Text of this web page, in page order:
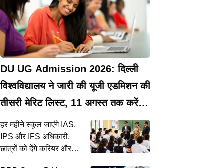
DU UG Admission 2026: दिल्‍ली
विश्वविद्यालय ने जारी की यूजी एडमिशन की
तीसरी मेरिट लिस्ट, 11 अगस्त तक करें
सीट स्वीकार
हर महीने स्कूल जाएंगे IAS,
IPS और IFS अधिकारी,
छात्रों को देंगे करियर और